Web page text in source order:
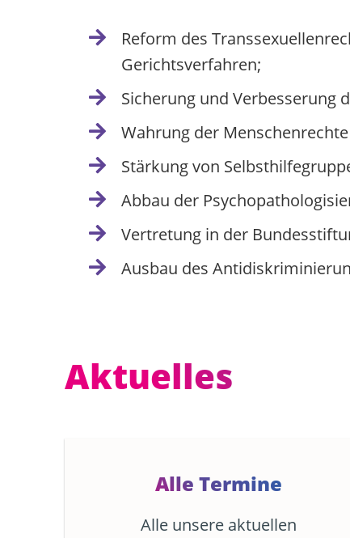
Reform des
Gerichtsverfahren;
Sicherung und Verbesserung
Wahrung der
Stärkung von
Abbau der
Vertretung in der
Ausbau des
Aktuelles
Alle Termine
Alle unsere aktuellen